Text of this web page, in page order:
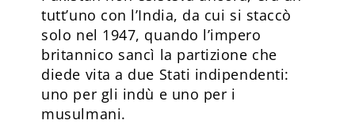
tutt’uno con l’India, da cui si staccò
solo nel 1947, quando l’impero
britannico sancì la partizione che
diede vita a due Stati indipendenti:
uno per gli indù e uno per i
musulmani.